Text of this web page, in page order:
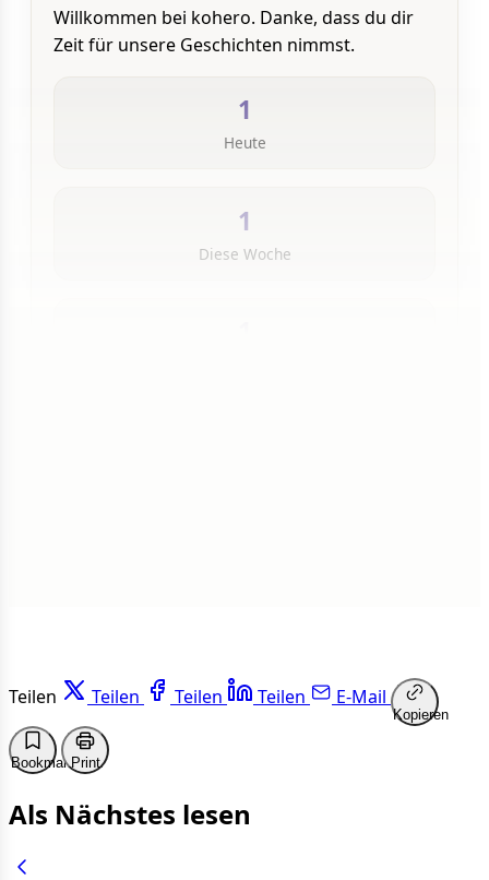
Willkommen bei kohero. Danke, dass du dir
Zeit für unsere Geschichten nimmst.
1
Heute
1
Diese Woche
Teilen Teilen Teilen Teilen E-Mail
Kopieren
BookmarkPrint
Als Nächstes lesen